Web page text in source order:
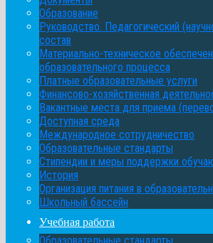
Образование
Руководство. Педагогический
состав
Материально-техническое
образовательного процесса
Платные образовательные услуги
Финансово-хозяйственная
Вакантные места для приема
Доступная среда
Международное сотрудничество
Образовательные стандарты
Стипендии и меры поддержки
История
Организация питания в
Школьный бассейн
Учебная работа